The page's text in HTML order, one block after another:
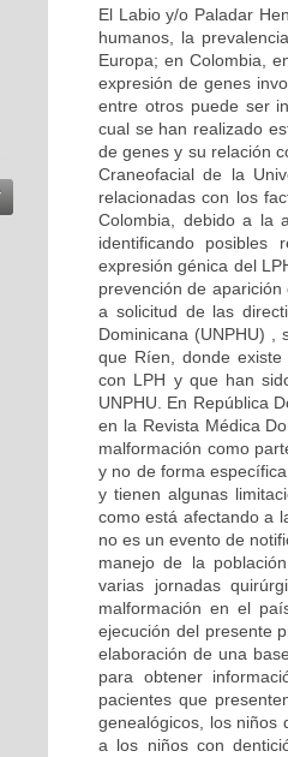
El Labio y/o Paladar
humanos, la
Europa; en Colombia,
expresión de genes
entre otros puede ser
cual se han realizado
de genes y su relación
Craneofacial de la
relacionadas con los
Colombia, debido a la
identificando posibles
expresión génica del
prevención de
a solicitud de las
Dominicana (UNPHU) ,
que Ríen, donde
con LPH y que han
UNPHU. En República
en la Revista Médica
malformación como
y no de forma
y tienen algunas
como está afectando a
no es un evento de
manejo de la
varias jornadas
malformación en el
ejecución del presente
elaboración de una
para obtener
pacientes que
genealógicos, los niños
a los niños con